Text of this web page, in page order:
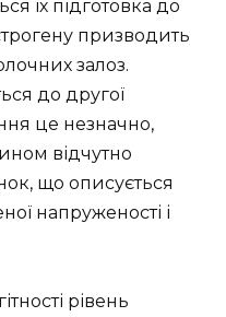
їх підготовка до
призводить
залоз.
до другої
це незначно,
відчутно
що описується
напруженості і
рівень